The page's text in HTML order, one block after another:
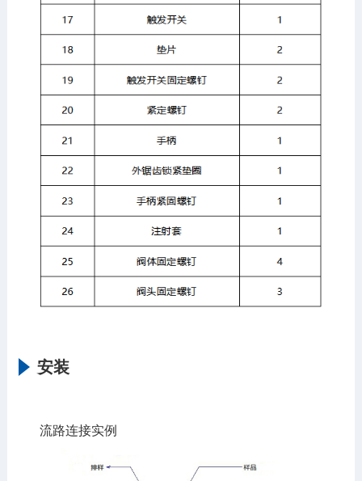
安装
流路连接实例